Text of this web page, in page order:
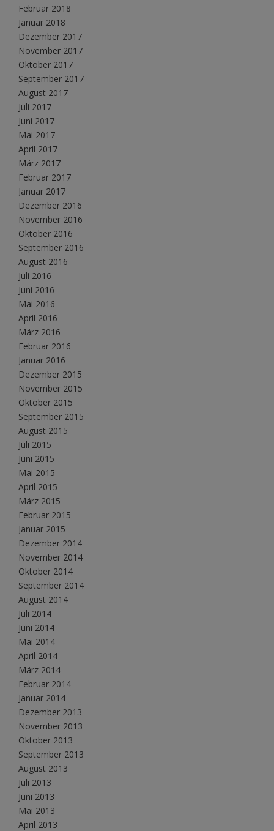
Februar 2018
Januar 2018
Dezember 2017
November 2017
Oktober 2017
September 2017
August 2017
Juli 2017
Juni 2017
Mai 2017
April 2017
März 2017
Februar 2017
Januar 2017
Dezember 2016
November 2016
Oktober 2016
September 2016
August 2016
Juli 2016
Juni 2016
Mai 2016
April 2016
März 2016
Februar 2016
Januar 2016
Dezember 2015
November 2015
Oktober 2015
September 2015
August 2015
Juli 2015
Juni 2015
Mai 2015
April 2015
März 2015
Februar 2015
Januar 2015
Dezember 2014
November 2014
Oktober 2014
September 2014
August 2014
Juli 2014
Juni 2014
Mai 2014
April 2014
März 2014
Februar 2014
Januar 2014
Dezember 2013
November 2013
Oktober 2013
September 2013
August 2013
Juli 2013
Juni 2013
Mai 2013
April 2013